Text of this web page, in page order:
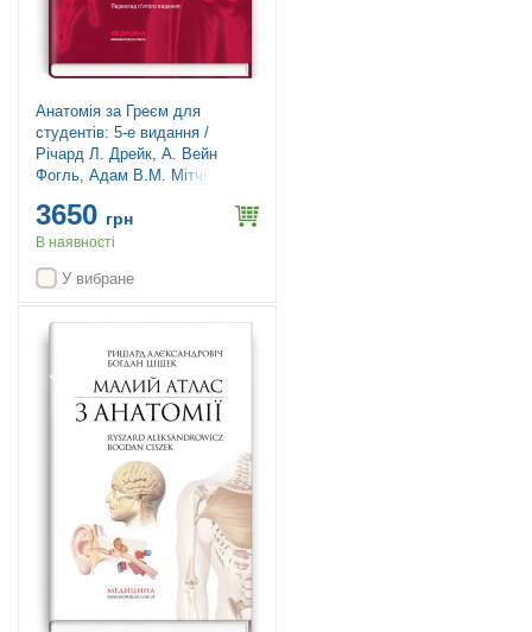
Анатомія за Греєм для
студентів: 5-е видання /
Річард Л. Дрейк, А. Вейн
Фогль, Адам В.М. Мітчелл
3650 грн
В наявності
У вибране
Новинка